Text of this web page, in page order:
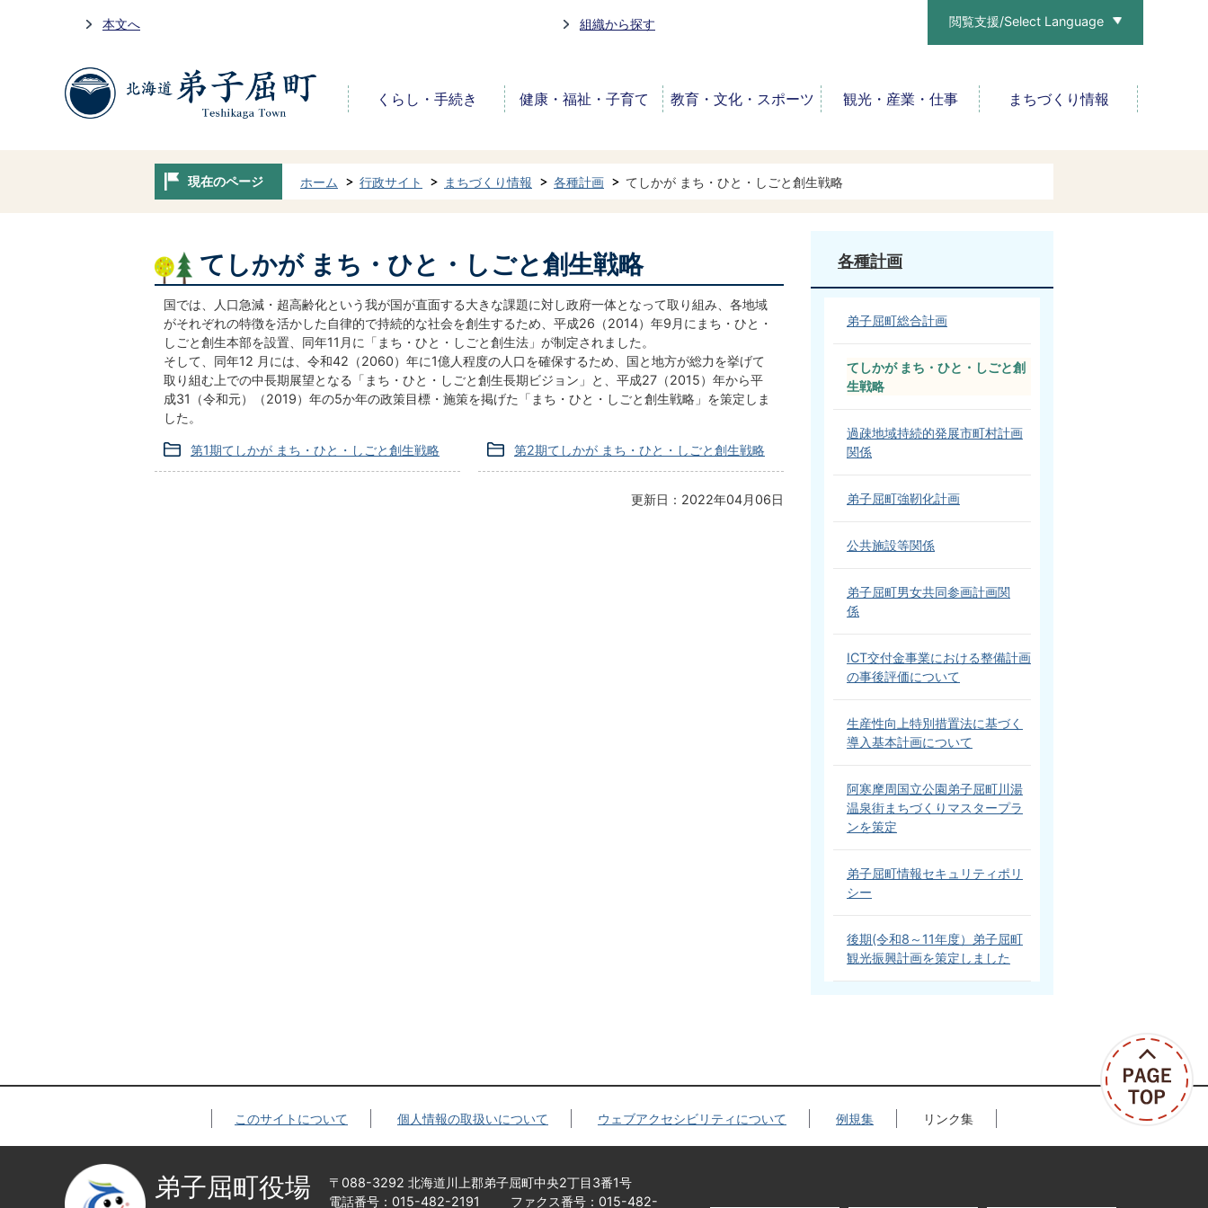
本文へ 組織から探す 閲覧支援/Select Language
くらし・手続き 健康・福祉・子育て 教育・文化・スポーツ 観光・産業・仕事 まちづくり情報
現在のページ ホーム 行政サイト まちづくり情報 各種計画 てしかが まち・ひと・しごと創生戦略
てしかが まち・ひと・しごと創生戦略
国では、人口急減・超高齢化という我が国が直面する大きな課題に対し政府一体となって取り組み、各地域
がそれぞれの特徴を活かした自律的で持続的な社会を創生するため、平成26（2014）年9月にまち・ひと・
しごと創生本部を設置、同年11月に「まち・ひと・しごと創生法」が制定されました。
そして、同年12 月には、令和42（2060）年に1億人程度の人口を確保するため、国と地方が総力を挙げて
取り組む上での中長期展望となる「まち・ひと・しごと創生長期ビジョン」と、平成27（2015）年から平
成31（令和元）（2019）年の5か年の政策目標・施策を掲げた「まち・ひと・しごと創生戦略」を策定しま
した。
第1期てしかが まち・ひと・しごと創生戦略 第2期てしかが まち・ひと・しごと創生戦略
更新日：2022年04月06日
各種計画
弟子屈町総合計画
てしかが まち・ひと・しごと創
生戦略
過疎地域持続的発展市町村計画
関係
弟子屈町強靭化計画
公共施設等関係
弟子屈町男女共同参画計画関
係
ICT交付金事業における整備計画
の事後評価について
生産性向上特別措置法に基づく
導入基本計画について
阿寒摩周国立公園弟子屈町川湯
温泉街まちづくりマスタープラ
ンを策定
弟子屈町情報セキュリティポリ
シー
後期(令和8～11年度）弟子屈町
観光振興計画を策定しました
このサイトについて 個人情報の取扱いについて ウェブアクセシビリティについて 例規集 リンク集
弟子屈町役場
〒088-3292 北海道川上郡弟子屈町中央2丁目3番1号
電話番号：015-482-2191
ファクス番号：015-482-